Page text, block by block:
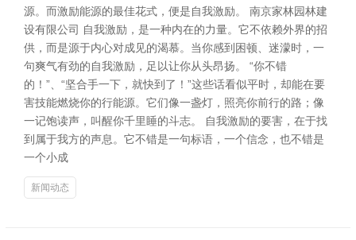
源。而激励能源的最佳花式，便是自我激励。 南京家林园林建
设有限公司 自我激励，是一种内在的力量。它不依赖外界的招
供，而是源于内心对成见的渴慕。当你感到困顿、迷濛时，一
句爽气有劲的自我激励，足以让你从头昂扬。 “你不错
的！”、“坚合手一下，就快到了！”这些话看似平时，却能在要
害技能燃烧你的行能源。它们像一盏灯，照亮你前行的路；像
一记饱读声，叫醒你千里睡的斗志。 自我激励的要害，在于找
到属于我方的声息。它不错是一句标语，一个信念，也不错是
一个小成
新闻动态